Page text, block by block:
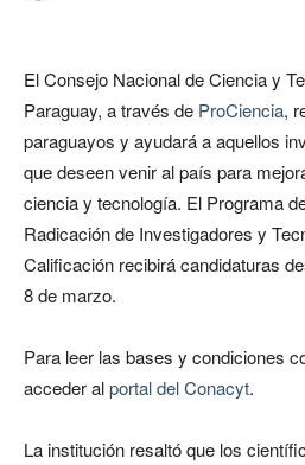
El Consejo Nacional de Ciencia y
Paraguay, a través de ProCiencia,
paraguayos y ayudará a aquellos
que deseen venir al país para
ciencia y tecnología. El Programa
Radicación de Investigadores y
Calificación recibirá candidaturas
8 de marzo.
Para leer las bases y condiciones
acceder alportal del Conacyt.
La institución resaltó que los